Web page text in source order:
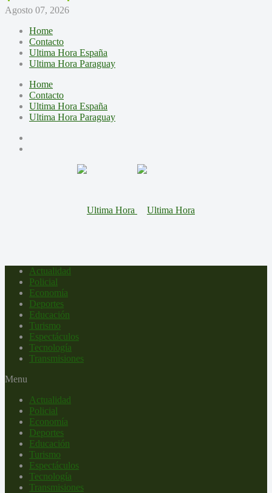
Agosto 07, 2026
Home
Contacto
Ultima Hora España
Ultima Hora Paraguay
Home
Contacto
Ultima Hora España
Ultima Hora Paraguay
Actualidad
Policial
Economía
Deportes
Educación
Turismo
Espectáculos
Tecnología
Transmisiones
Menu
Actualidad
Policial
Economía
Deportes
Educación
Turismo
Espectáculos
Tecnología
Transmisiones